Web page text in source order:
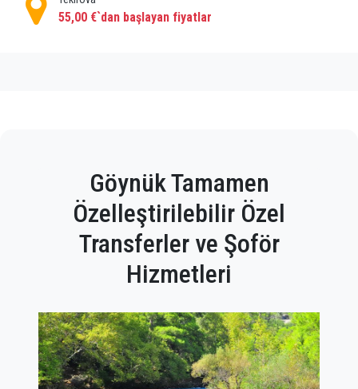
55,00 €`dan başlayan fiyatlar
Göynük Tamamen
Özelleştirilebilir Özel
Transferler ve Şoför
Hizmetleri